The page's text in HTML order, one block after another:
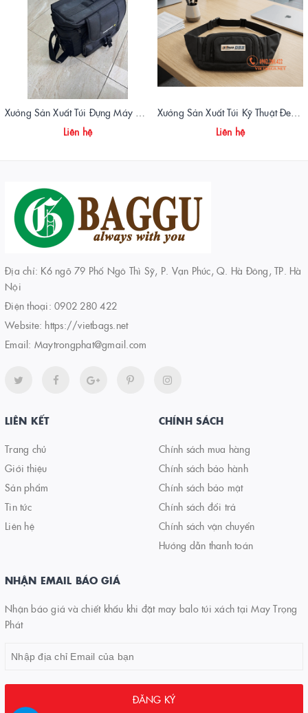
Liên hệ
Liên hệ
Địa chỉ: K6 ngõ 79 Phố Ngô Thì Sỹ, P. Vạn Phúc, Q. Hà Đông, TP. Hà
Nội
Điện thoại: 0902 280 422
Website: https://vietbags.net
Email: Maytrongphat@gmail.com
LIÊN KẾT
Trang chủ
Giới thiệu
Sản phẩm
Tin tức
Liên hệ
CHÍNH SÁCH
Chính sách mua hàng
Chính sách bảo hành
Chính sách bảo mật
Chính sách đổi trả
Chính sách vận chuyển
Hướng dẫn thanh toán
NHẬN EMAIL BÁO GIÁ
Nhận báo giá và chiết khấu khi đặt may balo túi xách tại May Trọng
Phát
ĐĂNG KÝ